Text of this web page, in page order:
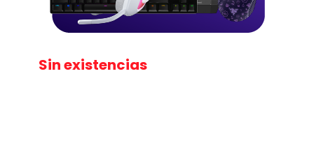
Sin existencias